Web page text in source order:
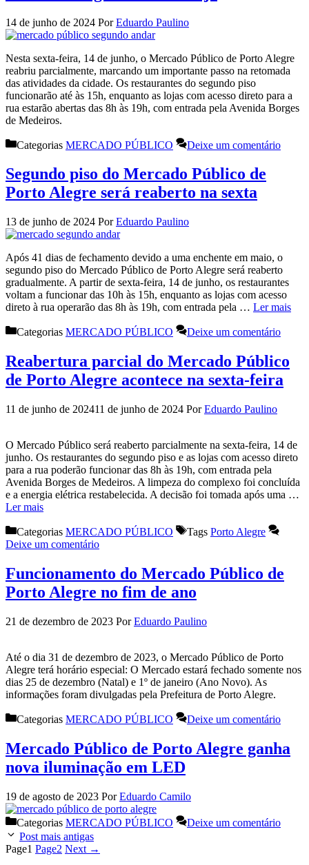
14 de junho de 2024 PorEduardo Paulino
Nesta sexta-feira, 14 de junho, o Mercado Público de Porto Alegre
reabriu parcialmente, marcando um importante passo na retomada
das atividades da cidade. Os restaurantes do segundo piso
funcionarão até às 15h, enquanto as lojas com acesso direto para a
rua estarão abertas das 8h às 19h, com entrada pela Avenida Borges
de Medeiros.
Categorias MERCADO PÚBLICO Deixe um comentário
Segundo piso do Mercado Público de
Porto Alegre será reaberto na sexta
13 de junho de 2024 PorEduardo Paulino
Após 41 dias de fechamento devido a uma enchente em maio, o
segundo piso do Mercado Público de Porto Alegre será reaberto
gradualmente. A partir de sexta-feira, 14 de junho, os restaurantes
voltam a funcionar das 10h às 15h, enquanto as lojas com acesso
direto à rua operarão das 8h às 19h, com entrada pela … Ler mais
Categorias MERCADO PÚBLICO Deixe um comentário
Reabertura parcial do Mercado Público
de Porto Alegre acontece na sexta-feira
11 de junho de 202411 de junho de 2024 PorEduardo Paulino
O Mercado Público será reaberto parcialmente na sexta-feira, 14 de
junho. Os restaurantes do segundo piso e as lojas com acesso direto
para a rua poderão funcionar das 8h às 19h, com entrada pela
Avenida Borges de Medeiros. A limpeza do complexo foi concluída
e a energia elétrica restabelecida. A decisão foi tomada após uma …
Ler mais
Categorias MERCADO PÚBLICO Tags Porto Alegre
Deixe um comentário
Funcionamento do Mercado Público de
Porto Alegre no fim de ano
21 de dezembro de 2023 PorEduardo Paulino
Até o dia 31 de dezembro de 2023, o Mercado Público de Porto
Alegre terá horário especial: O Mercado estará fechado somente nos
dias 25 de dezembro (Natal) e 1º de janeiro (Ano Novo). As
informações foram divulgadas pela Prefeitura de Porto Alegre.
Categorias MERCADO PÚBLICO Deixe um comentário
Mercado Público de Porto Alegre ganha
nova iluminação em LED
19 de agosto de 2023 PorEduardo Camilo
Categorias MERCADO PÚBLICO
Deixe um comentário
Post mais antigas
Page1 Page2 Next →